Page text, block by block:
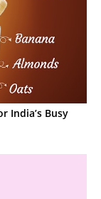
India’s Busy